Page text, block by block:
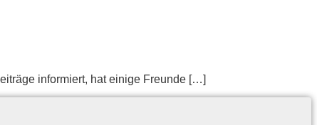
in­for­miert, hat ei­ni­ge Freunde […]